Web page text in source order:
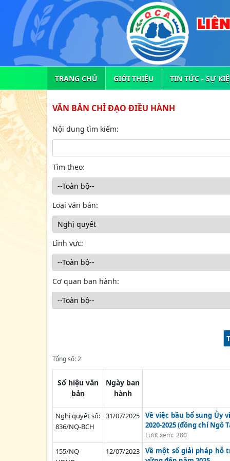
TRANG CHỦ GIỚI THIỆU TIN TỨC - SỰ
VĂN BẢN CHỈ ĐẠO ĐIỀU HÀNH
Nội dung tìm kiếm:
Tìm theo:
Loại văn bản:
Lĩnh vực:
Cơ quan ban hành:
Tổng số: 2
Số hiệu văn
bản
Ngày ban
hành
Nghị quyết số:
836/NQ-BCH
31/07/2025
Về việc bầu bổ sung Ủy
2020-2025 (đồng chí
Lượt xem: 280
155/NQ-
12/07/2023
Về một số giải pháp hỗ